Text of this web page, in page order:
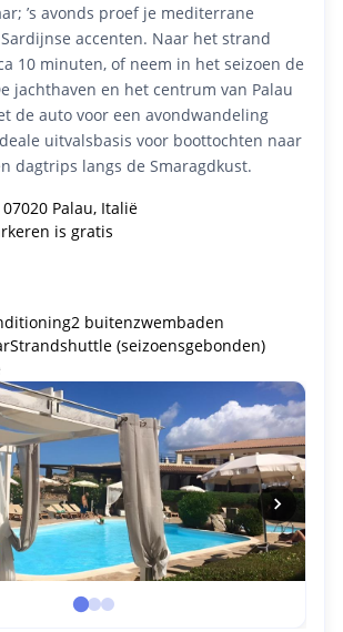
’s avonds proef je mediterrane
accenten. Naar het strand
10 minuten, of neem in het seizoen de
jachthaven en het centrum van Palau
de auto voor een avondwandeling
uitvalsbasis voor boottochten naar
dagtrips langs de Smaragdkust.
Palau, Italië
is gratis
2 buitenzwembaden
Strandshuttle (seizoensgebonden)